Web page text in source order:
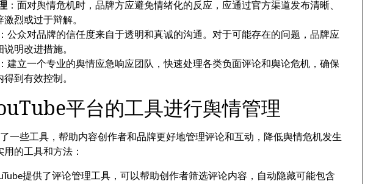
：面对舆情危机时，品牌方应避免情绪化的反应，应通过官方渠道发布清晰、
烈或过于辩解。
：公众对品牌的信任度来自于透明和真诚的沟通。对于可能存在的问题，品牌应
明改进措施。
：建立一个专业的舆情应急响应团队，快速处理各类负面评论和舆论危机，确保
到有效控制。
平台的工具进行舆情管理
一些工具，帮助内容创作者和品牌更好地管理评论和互动，降低舆情危机发生
的工具和方法：
提供了评论管理工具，可以帮助创作者筛选评论内容，自动隐藏可能包含